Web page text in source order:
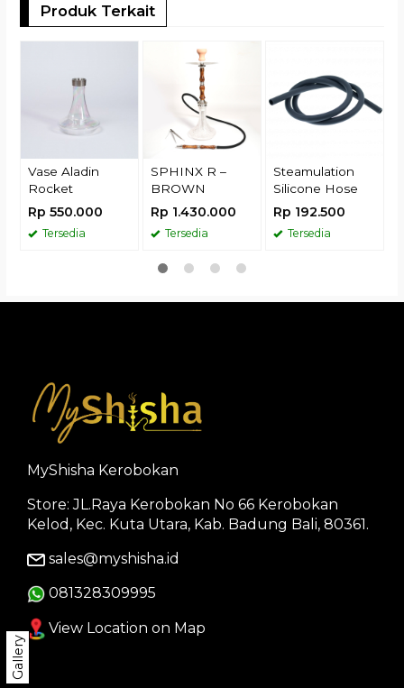
Produk Terkait
Vase Aladin
Rocket
Rp 550.000
Tersedia
SPHINX R –
BROWN
Rp 1.430.000
Tersedia
Steamulation
Silicone Hose
Rp 192.500
Tersedia
Gallery
MyShisha Kerobokan
Store: JL.Raya Kerobokan No 66 Kerobokan
Kelod, Kec. Kuta Utara, Kab. Badung Bali, 80361.
sales@myshisha.id
081328309995
View Location on Map